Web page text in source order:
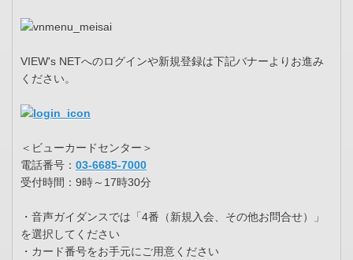
VIEW's NETへのログインや新規登録は下記バナーよりお進み
ください。
＜ビューカードセンター＞
電話番号： 03-6685-7000
受付時間：9時～17時30分
・音声ガイダンスでは「4番（新規入会、その他お問合せ）」
を選択してください
・カード番号をお手元にご用意ください